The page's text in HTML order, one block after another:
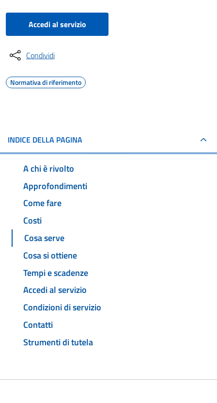
Accedi al servizio
Condividi
Normativa di riferimento
INDICE DELLA PAGINA
A chi è rivolto
Approfondimenti
Come fare
Costi
Cosa serve
Cosa si ottiene
Tempi e scadenze
Accedi al servizio
Condizioni di servizio
Contatti
Strumenti di tutela